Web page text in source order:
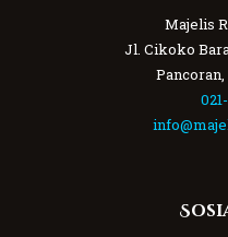
Majelis
Jl. Cikoko